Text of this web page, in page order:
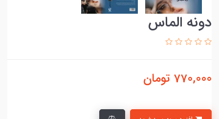
دونه الماس
770,000 تومان